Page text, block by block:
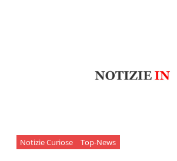
Notizie Curiose Top-News